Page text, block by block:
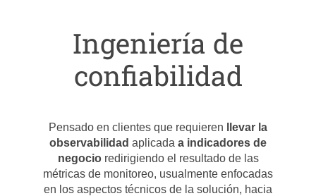
Ingeniería de
confiabilidad
Pensado en clientes que requieren
llevar la
observabilidad aplicada a indicadores de
negocioredirigiendo el resultado de las
métricas de monitoreo, usualmente enfocadas
en los aspectos técnicos de la solución, hacia